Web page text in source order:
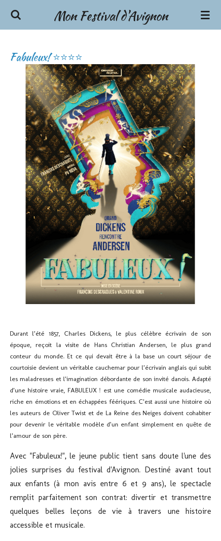
Passer
principal
Mon Festival d'Avignon
Fabuleux! ⭐⭐⭐⭐
Durant l’été 1857, Charles Dickens, le plus célèbre écrivain de son
époque, reçoit la visite de Hans Christian Andersen, le plus grand
conteur du monde. Et ce qui devait être à la base un court séjour de
courtoisie devient un véritable cauchemar pour l’écrivain anglais qui subit
les maladresses et l’imagination débordante de son invité danois. Adapté
d’une histoire vraie, FABULEUX ! est une comédie musicale audacieuse,
riche en émotions et en échappées féériques. C’est aussi une histoire où
les auteurs de Oliver Twist et de La Reine des Neiges doivent cohabiter
pour devenir le véritable modèle d’un enfant simplement en quête de
l’amour de son père.
Avec "Fabuleux!", le jeune public tient sans doute l'une des
jolies surprises du festival d'Avignon. Destiné avant tout
aux enfants (à mon avis entre 6 et 9 ans), le spectacle
remplit parfaitement son contrat: divertir et transmettre
quelques belles leçons de vie à travers une histoire
accessible et musicale.